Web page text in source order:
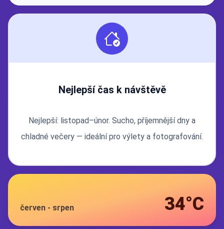
Nejlepší čas k návštěvě
Nejlepší: listopad–únor. Sucho, příjemnější dny a
chladné večery — ideální pro výlety a fotografování.
červen - srpen 34°C